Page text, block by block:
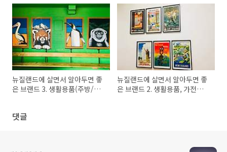
속옷)
뉴질랜드에 살면서 알아두면 좋
은 브랜드 3. 생활용품(주방/침
뉴질랜드에 살면서 알아두면 좋
은 브랜드 2. 생활용품, 가전제
댓글